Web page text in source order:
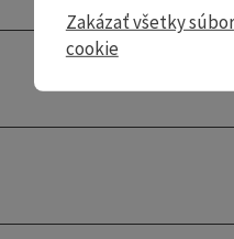
Zakázať všetky
cookie